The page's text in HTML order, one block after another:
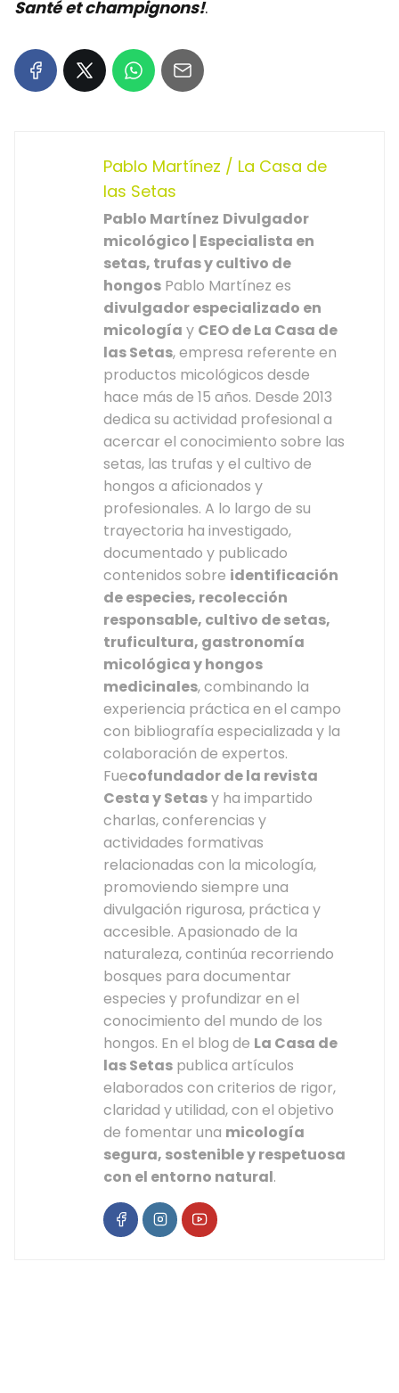
Santé et champignons!.
Pablo Martínez / La Casa de
las Setas
Pablo Martínez Divulgador
micológico | Especialista en
setas, trufas y cultivo de
hongos Pablo Martínez es
divulgador especializado en
micología y CEO de La Casa de
las Setas, empresa referente en
productos micológicos desde
hace más de 15 años. Desde 2013
dedica su actividad profesional a
acercar el conocimiento sobre las
setas, las trufas y el cultivo de
hongos a aficionados y
profesionales. A lo largo de su
trayectoria ha investigado,
documentado y publicado
contenidos sobre identificación
de especies, recolección
responsable, cultivo de setas,
truficultura, gastronomía
micológica y hongos
medicinales, combinando la
experiencia práctica en el campo
con bibliografía especializada y la
colaboración de expertos.
Fuecofundador de la revista
Cesta y Setasy ha impartido
charlas, conferencias y
actividades formativas
relacionadas con la micología,
promoviendo siempre una
divulgación rigurosa, práctica y
accesible. Apasionado de la
naturaleza, continúa recorriendo
bosques para documentar
especies y profundizar en el
conocimiento del mundo de los
hongos. En el blog de La Casa de
las Setas publica artículos
elaborados con criterios de rigor,
claridad y utilidad, con el objetivo
de fomentar una micología
segura, sostenible y respetuosa
con el entorno natural.